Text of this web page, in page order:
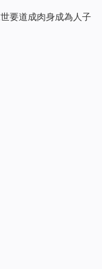
要道成肉身成為人子